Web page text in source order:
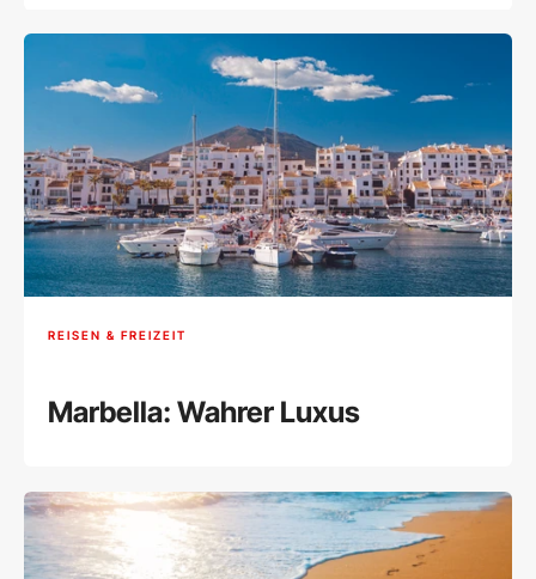
REISEN & FREIZEIT
Marbella: Wahrer Luxus